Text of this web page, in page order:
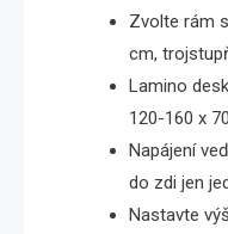
Zvolte rám
cm,
Lamino
120-160 x
Napájení
do zdi jen
Nastavte